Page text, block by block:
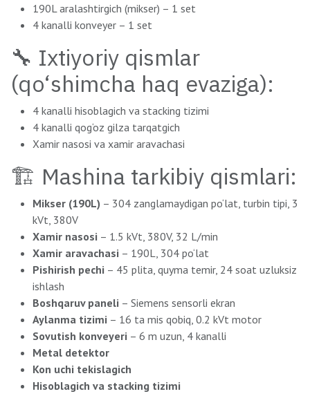
190L aralashtirgich (mikser) – 1 set
4 kanalli konveyer – 1 set
🔧 Ixtiyoriy qismlar
(qo‘shimcha haq evaziga):
4 kanalli hisoblagich va stacking tizimi
4 kanalli qog‘oz gilza tarqatgich
Xamir nasosi va xamir aravachasi
🏗 Mashina tarkibiy qismlari:
Mikser (190L) – 304 zanglamaydigan po‘lat, turbin tipi, 3
kVt, 380V
Xamir nasosi – 1.5 kVt, 380V, 32 L/min
Xamir aravachasi – 190L, 304 po‘lat
Pishirish pechi – 45 plita, quyma temir, 24 soat uzluksiz
ishlash
Boshqaruv paneli – Siemens sensorli ekran
Aylanma tizimi – 16 ta mis qobiq, 0.2 kVt motor
Sovutish konveyeri – 6 m uzun, 4 kanalli
Metal detektor
Kon uchi tekislagich
Hisoblagich va stacking tizimi